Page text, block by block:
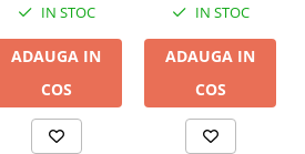
IN STOC
ADAUGA IN
COS
IN STOC
ADAUGA IN
COS